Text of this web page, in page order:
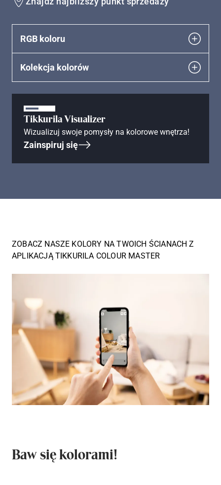
wishlist
RGB koloru
Kolekcja kolorów
Tikkurila Visualizer
Wizualizuj swoje pomysły na kolorowe wnętrza!
Zainspiruj się
ZOBACZ NASZE KOLORY NA TWOICH ŚCIANACH Z
APLIKACJĄ TIKKURILA COLOUR MASTER
Baw się kolorami!